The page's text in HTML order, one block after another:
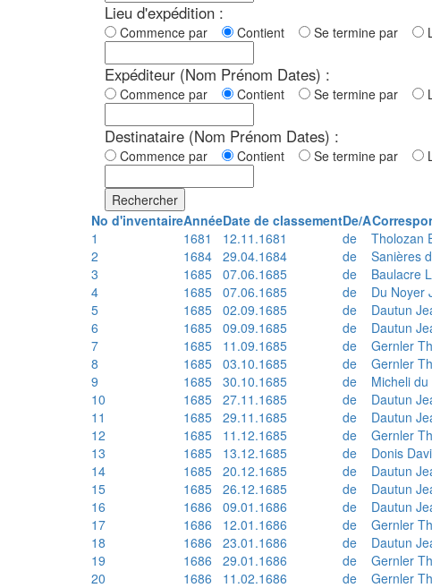
Lieu d'expédition :
Commence par Contient Se termine par
Expéditeur (Nom Prénom Dates) :
Commence par Contient Se termine par
Destinataire (Nom Prénom Dates) :
Commence par Contient Se termine par
Rechercher
No d'inventaireAnnéeDate de classementDe/A
1
1681 12.11.1681 de Tholozan
2
1684 29.04.1684 de Sanières
3
1685 07.06.1685 de Baulacre
4
1685 07.06.1685 de Du Noyer
5
1685 02.09.1685 de Dautun
6
1685 09.09.1685 de Dautun
7
1685 11.09.1685 de Gernler
8
1685 03.10.1685 de Gernler
9
1685 30.10.1685 de Micheli
10
1685 27.11.1685 de Dautun
11
1685 29.11.1685 de Dautun
12
1685 11.12.1685 de Gernler
13
1685 13.12.1685 de Donis
14
1685 20.12.1685 de Dautun
15
1685 26.12.1685 de Dautun
16
1686 09.01.1686 de Dautun
17
1686 12.01.1686 de Gernler
18
1686 23.01.1686 de Dautun
19
1686 29.01.1686 de Gernler
20
1686 11.02.1686 de Gernler